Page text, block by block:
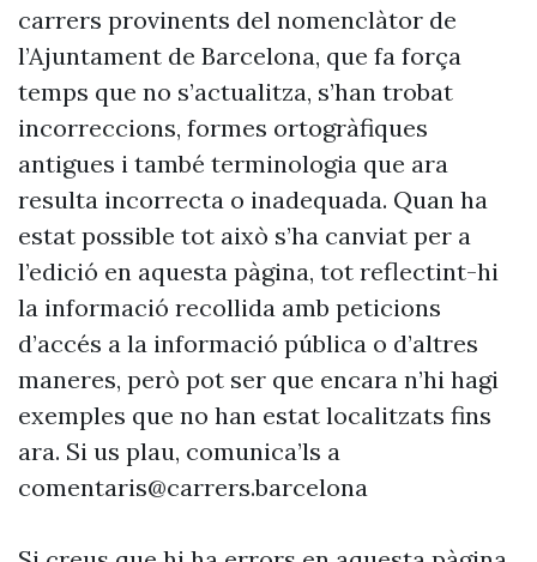
carrers provinents del nomenclàtor de
l’Ajuntament de Barcelona, que fa força
temps que no s’actualitza, s’han trobat
incorreccions, formes ortogràfiques
antigues i també terminologia que ara
resulta incorrecta o inadequada. Quan ha
estat possible tot això s’ha canviat per a
l’edició en aquesta pàgina, tot reflectint-hi
la informació recollida amb peticions
d’accés a la informació pública o d’altres
maneres, però pot ser que encara n’hi hagi
exemples que no han estat localitzats fins
ara. Si us plau, comunica’ls a
comentaris@carrers.barcelona